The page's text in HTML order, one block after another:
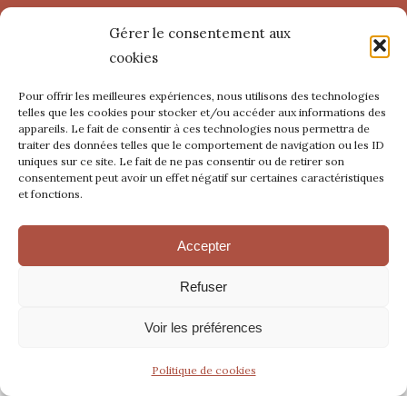
Gérer le consentement aux
cookies
Pour offrir les meilleures expériences, nous utilisons des technologies
telles que les cookies pour stocker et/ou accéder aux informations des
appareils. Le fait de consentir à ces technologies nous permettra de
traiter des données telles que le comportement de navigation ou les ID
uniques sur ce site. Le fait de ne pas consentir ou de retirer son
consentement peut avoir un effet négatif sur certaines caractéristiques
et fonctions.
Accepter
Refuser
Voir les préférences
Politique de cookies
© 2025 - Domaine de Nabes - Tous droits réservés -